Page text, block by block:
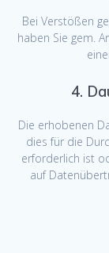
Bei Verstößen
haben Sie gem.
4.
Die erhobenen
dies für die
erforderlich ist
auf